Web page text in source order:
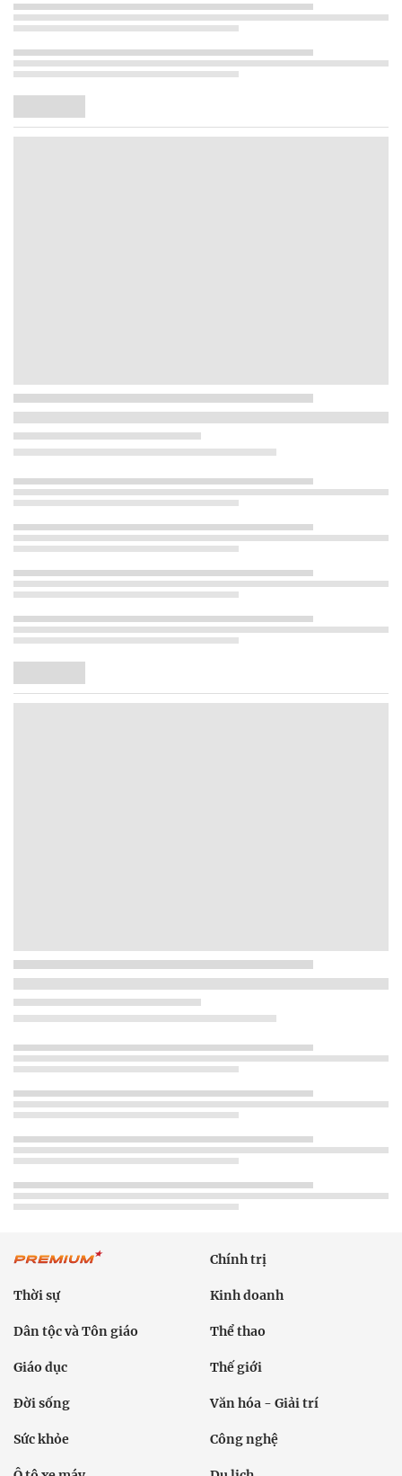
Chính trị
Thời sự Kinh doanh
Dân tộc và Tôn giáo Thể thao
Giáo dục Thế giới
Đời sống Văn hóa - Giải trí
Sức khỏe Công nghệ